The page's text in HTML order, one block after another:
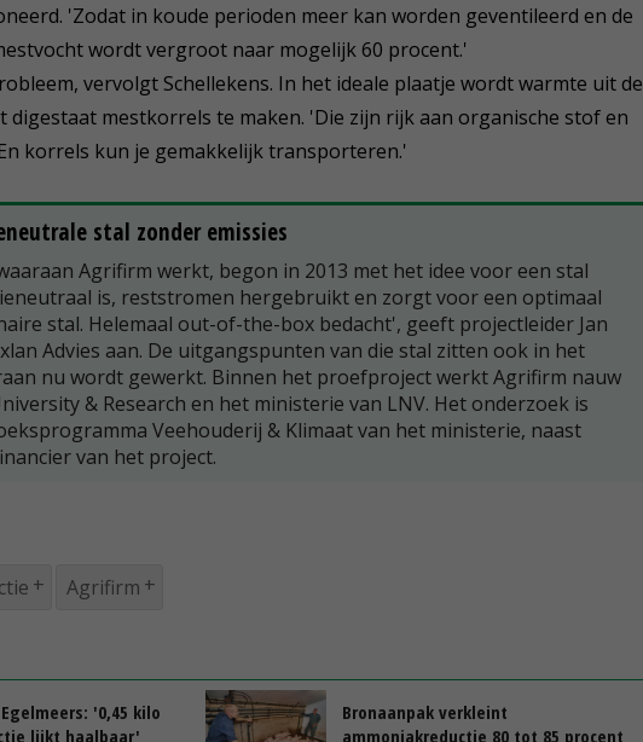
'Zodat in koude perioden meer kan worden geventileerd en de
wordt vergroot naar mogelijk 60 procent.'
vervolgt Schellekens. In het ideale plaatje wordt warmte uit de
digestaat mestkorrels te maken. 'Die zijn rijk aan organische stof en
korrels kun je gemakkelijk transporteren.'
stal zonder emissies
Agrifirm werkt, begon in 2013 met het idee voor een stal
is, reststromen hergebruikt en zorgt voor een optimaal
stal. Helemaal out-of-the-box bedacht', geeft projectleider Jan
Advies aan. De uitgangspunten van die stal zitten ook in het
nu wordt gewerkt. Binnen het proefproject werkt Agrifirm nauw
& Research en het ministerie van LNV. Het onderzoek is
Veehouderij & Klimaat van het ministerie, naast
van het project.
Agrifirm
'0,45 kilo
lijkt haalbaar'
Bronaanpak verkleint
ammoniakreductie 80 tot 85 procent